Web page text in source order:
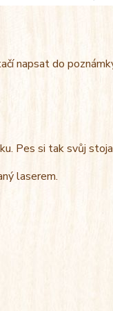
napsat do
Pes si tak svůj
laserem.